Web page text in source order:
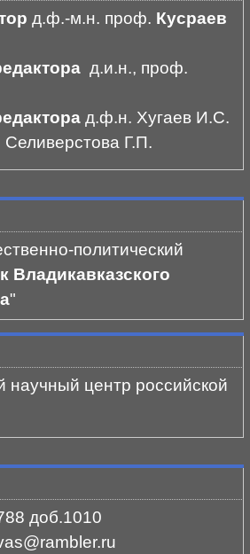
д.ф.-м.н. проф. Кусраев
д.и.н., проф.
д.ф.н. Хугаев И.С.
Селиверстова Г.П.
политический
Владикавказского
"
научный центр российской
доб.1010